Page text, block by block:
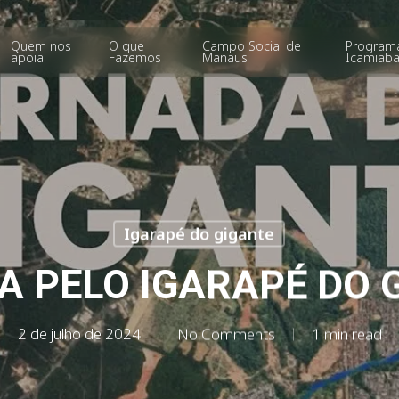
Quem nos
apoia
O que
Fazemos
Campo Social de
Manaus
Igarapé do gigante
PELO IGARAPÉ DO
2 de julho de 2024 No Comments 1 min read